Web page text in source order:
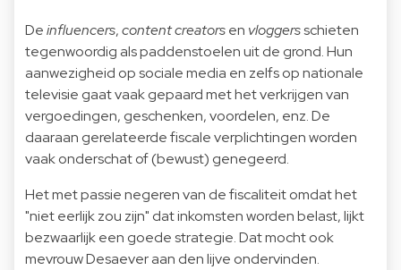
Deinfluencers,content creatorsen vloggersschieten
tegenwoordig als paddenstoelen uit de grond. Hun
aanwezigheid op sociale media en zelfs op nationale
televisie gaat vaak gepaard met het verkrijgen van
vergoedingen, geschenken, voordelen, enz. De
daaraan gerelateerde fiscale verplichtingen worden
vaak onderschat of (bewust) genegeerd.
Het met passie negeren van de fiscaliteit omdat het
"niet eerlijk zou zijn" dat inkomsten worden belast, lijkt
bezwaarlijk een goede strategie. Dat mocht ook
mevrouw Desaever aan den lijve ondervinden.